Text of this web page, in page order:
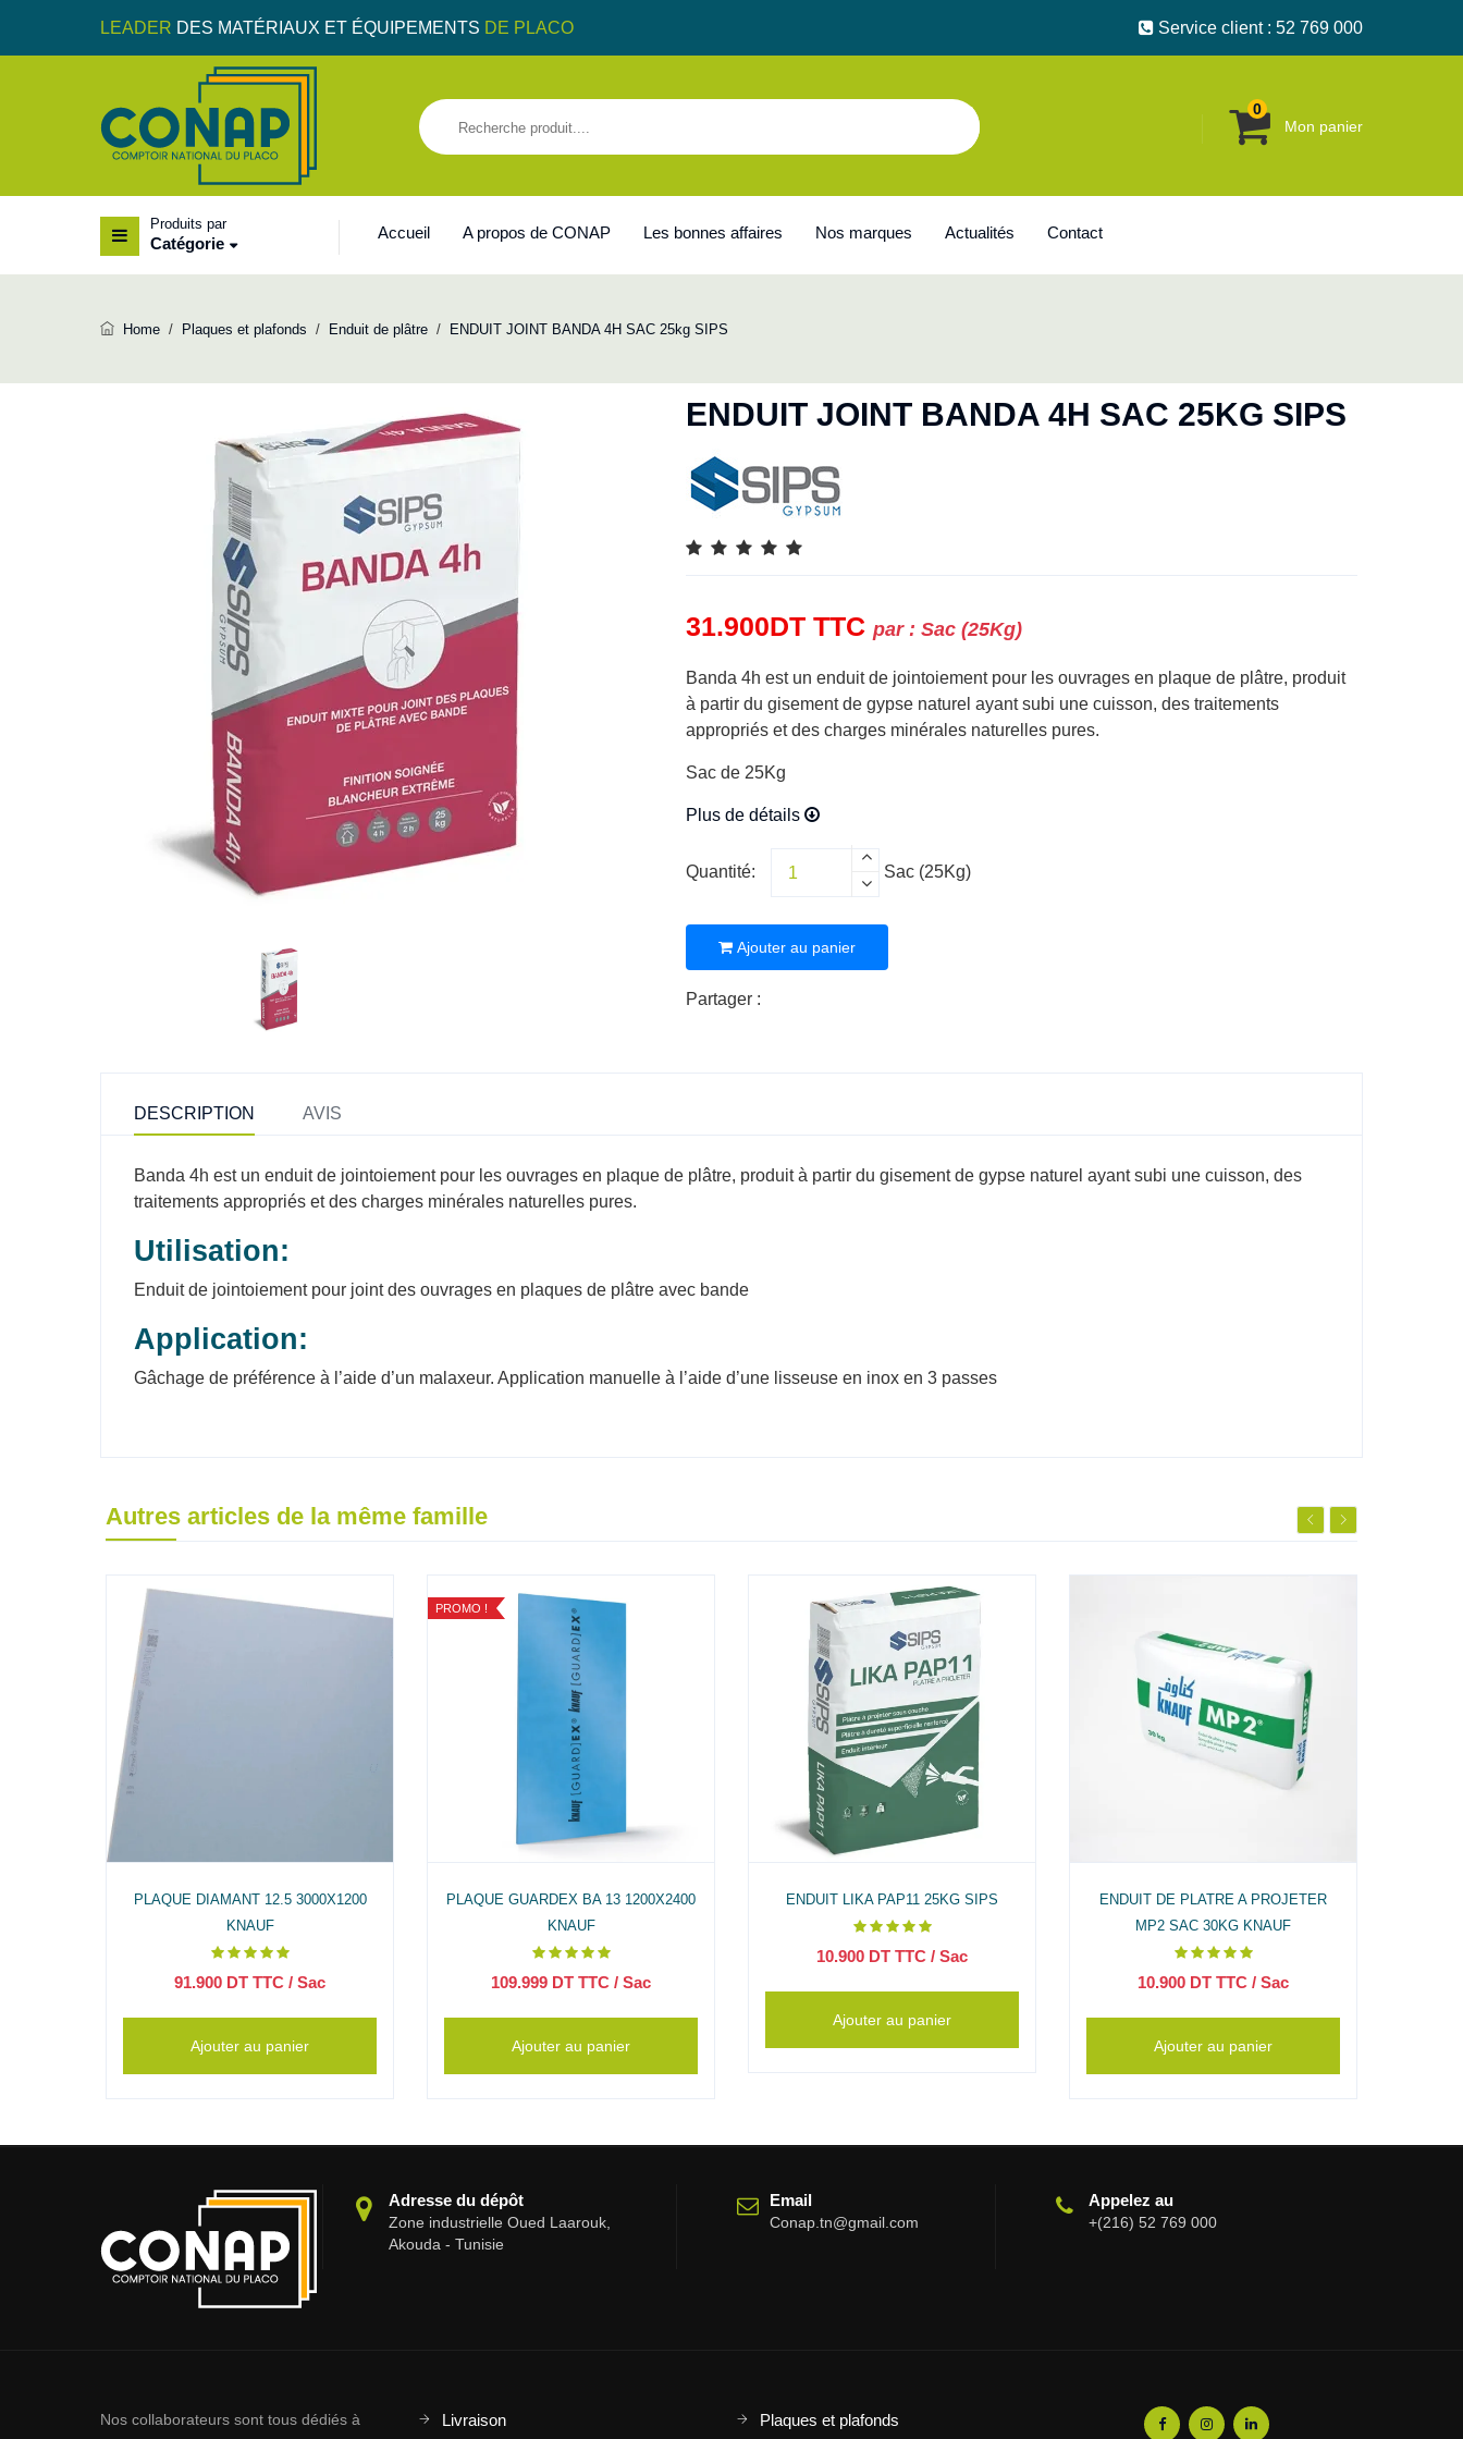
LEADER DES MATÉRIAUX ET ÉQUIPEMENTS DE PLACO Service client : 52 769 000
0
Mon panier
Produits par
Catégorie
Accueil A propos de CONAP Les bonnes affaires Nos marques Actualités Contact
Home / Plaques et plafonds / Enduit de plâtre / ENDUIT JOINT BANDA 4H SAC 25kg SIPS
ENDUIT JOINT BANDA 4H SAC 25KG SIPS
31.900DT TTCpar :Sac (25Kg)
Banda 4h est un enduit de jointoiement pour les ouvrages en plaque de plâtre, produit
à partir du gisement de gypse naturel ayant subi une cuisson, des traitements
appropriés et des charges minérales naturelles pures.
Sac de 25Kg
Plus de détails
Quantité: Sac (25Kg)
Ajouter au panier
Partager :
DESCRIPTION AVIS
Banda 4h est un enduit de jointoiement pour les ouvrages en plaque de plâtre, produit à partir du gisement de gypse naturel ayant subi une cuisson, des
traitements appropriés et des charges minérales naturelles pures.
Utilisation:
Enduit de jointoiement pour joint des ouvrages en plaques de plâtre avec bande
Application:
Gâchage de préférence à l’aide d’un malaxeur. Application manuelle à l’aide d’une lisseuse en inox en 3 passes
Autres articles de la même famille
PLAQUE DIAMANT 12.5 3000X1200
KNAUF
91.900 DT TTC / Sac
Ajouter au panier
PROMO !
PLAQUE GUARDEX BA 13 1200X2400
KNAUF
109.999 DT TTC / Sac
Ajouter au panier
ENDUIT LIKA PAP11 25KG SIPS
10.900 DT TTC / Sac
Ajouter au panier
ENDUIT DE PLATRE A PROJETER
MP2 SAC 30KG KNAUF
10.900 DT TTC / Sac
Ajouter au panier
Adresse du dépôt
Zone industrielle Oued Laarouk,
Akouda - Tunisie
Email
Conap.tn@gmail.com
Appelez au
+(216) 52 769 000
Nos collaborateurs sont tous dédiés à
Livraison Plaques et plafonds